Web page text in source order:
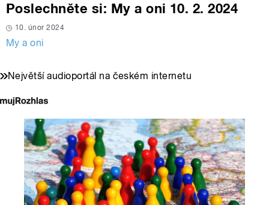
Poslechněte si: My a oni 10. 2. 2024
10. únor 2024
My a oni
Největší audioportál na českém internetu